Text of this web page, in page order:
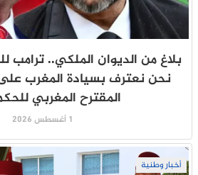
بلاغ من الديوان الملكي..
نحن نعترف بسيادة المغرب
المقترح المغربي
1 أغسطس 2026
أخبار وطنية